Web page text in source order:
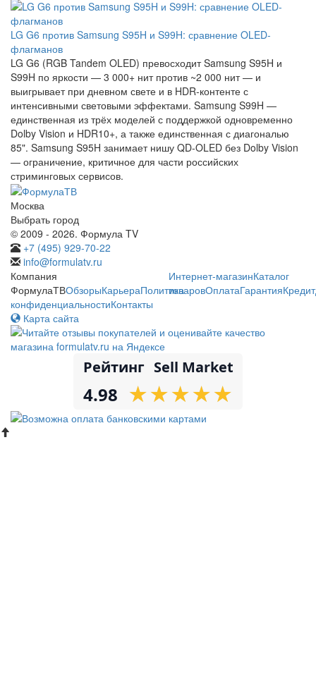
LG G6 против Samsung S95H и S99H: сравнение OLED-
флагманов
LG G6 (RGB Tandem OLED) превосходит Samsung S95H и
S99H по яркости — 3 000+ нит против ~2 000 нит — и
выигрывает при дневном свете и в HDR-контенте с
интенсивными световыми эффектами. Samsung S99H —
единственная из трёх моделей с поддержкой одновременно
Dolby Vision и HDR10+, а также единственная с диагональю
85". Samsung S95H занимает нишу QD-OLED без Dolby Vision
— ограничение, критичное для части российских
стриминговых сервисов.
Москва
Выбрать город
© 2009 - 2026. Формула TV
+7 (495) 929-70-22
info@formulatv.ru
Компания
ФормулаТВОбзорыКарьераПолитика
конфиденциальностиКонтакты
Интернет-магазинКаталог
товаровОплатаГарантияКредит
Карта сайта
Рейтинг Sell Market
4.98 ★
★★
★★
★★
★★
★